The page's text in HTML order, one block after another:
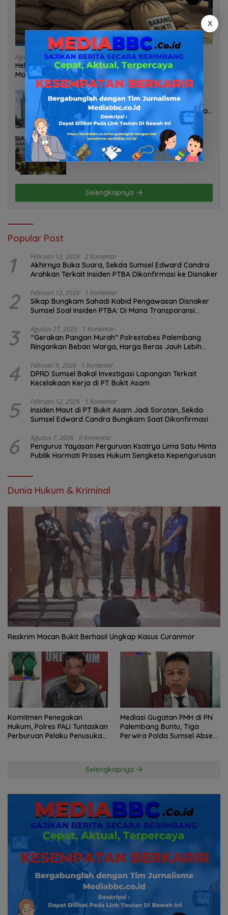
Agustus 7, 2026
Heboh Tumpukan Karung Diduga Pasir Timah di Pos AL
Manggar, Danlanal Babel: Masih Kami Dalami
Agustus 7, 2026
Pelayanan Kinerja Dan Transparansi
Sanksi P2TL PLN Dipertanyakan, Upaya
Konfirmasi GM PLN UID S2JB Terkesan
Tutup Mata
Agustus 7, 2026
Selamatkan Lahan Pertanian Brebes
dari Banjir, Kemendagri Dorong
Selengkapnya
Popular Post
1 Februari 12, 2026 2 Komentar
Akhirnya Buka Suara, Sekda Sumsel Edward Candra
Arahkan Terkait Insiden PTBA Dikonfirmasi ke Disnaker
2 Februari 12, 2026 1 Komentar
Sikap Bungkam Sahadi Kabid Pengawasan Disnaker
Sumsel Soal Insiden PTBA: Di Mana Transparansi
3 Agustus 27, 2025 1 Komentar
“Gerakan Pangan Murah” Polrestabes Palembang
Ringankan Beban Warga, Harga Beras Jauh Lebih
4 Februari 9, 2026 1 Komentar
DPRD Sumsel Bakal Investigasi Lapangan Terkait
Kecelakaan Kerja di PT Bukit Asam
5 Februari 12, 2026 1 Komentar
Insiden Maut di PT Bukit Asam Jadi Sorotan, Sekda
Sumsel Edward Candra Bungkam Saat Dikonfirmasi
6 Agustus 7, 2026 0 Komentar
Pengurus Yayasan Perguruan Ksatrya Lima Satu Minta
Publik Hormati Proses Hukum Sengketa Kepengurusan
Dunia Hukum & Kriminal
Reskrim Macan Bukit Berhasil Ungkap Kasus Curanmor
Komitmen Penegakan
Hukum, Polres PALI Tuntaskan
Perburuan Pelaku Penusukan
Mediasi Gugatan PMH di PN
Palembang Buntu, Tiga
Perwira Polda Sumsel Absen,
Selengkapnya
X